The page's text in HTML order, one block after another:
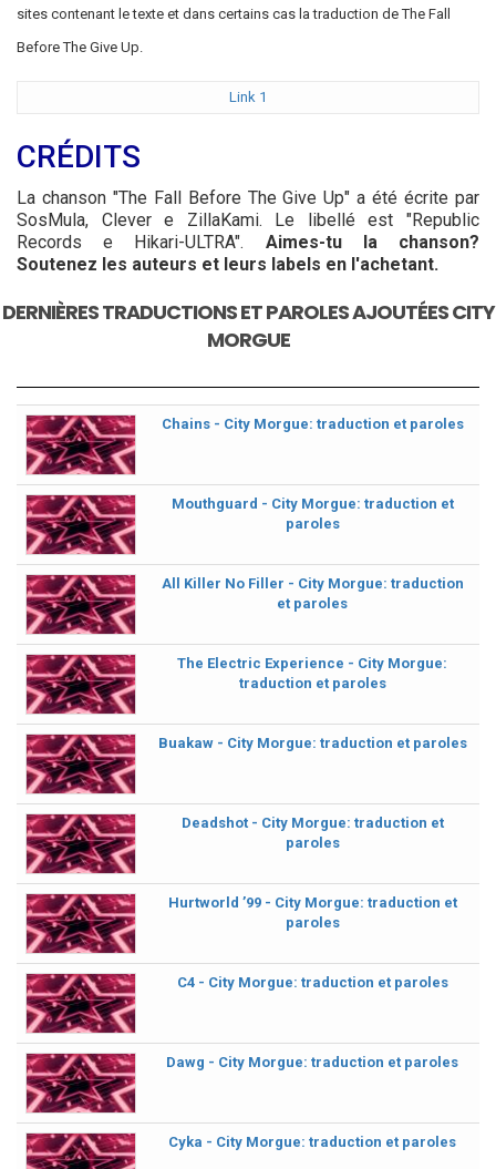
sites contenant le texte et dans certains cas la traduction de The Fall
Before The Give Up.
Link 1
CRÉDITS
La chanson "The Fall Before The Give Up" a été écrite par
SosMula, Clever e ZillaKami. Le libellé est "Republic
Records e Hikari-ULTRA". Aimes-tu la chanson?
Soutenez les auteurs et leurs labels en l'achetant.
DERNIÈRES TRADUCTIONS ET PAROLES AJOUTÉES CITY
MORGUE
Chains - City Morgue: traduction et paroles
Mouthguard - City Morgue: traduction et
paroles
All Killer No Filler - City Morgue: traduction
et paroles
The Electric Experience - City Morgue:
traduction et paroles
Buakaw - City Morgue: traduction et paroles
Deadshot - City Morgue: traduction et
paroles
Hurtworld ’99 - City Morgue: traduction et
paroles
C4 - City Morgue: traduction et paroles
Dawg - City Morgue: traduction et paroles
Cyka - City Morgue: traduction et paroles